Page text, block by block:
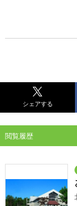
シェアする
閲覧履歴